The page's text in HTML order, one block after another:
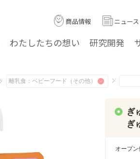
わたしたちの想い 研究開発
商品情報 ニュース
ぎ
ぎ
オープン